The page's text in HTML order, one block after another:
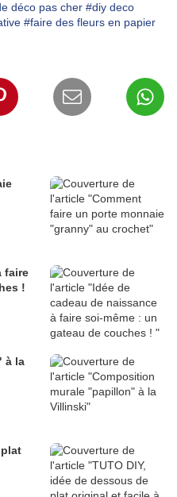
déco pas cher #diy deco
#faire des fleurs en papier
faire
!
à la
plat